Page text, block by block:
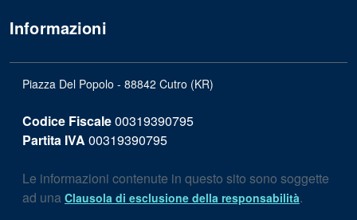
Informazioni
Piazza Del Popolo - 88842 Cutro (KR)
Codice Fiscale00319390795
Partita IVA 00319390795
Le informazioni contenute in questo sito sono soggette
ad una Clausola di esclusione della responsabilità.